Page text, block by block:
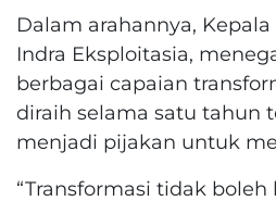
Dalam arahannya, Kepala
Indra Eksploitasia,
berbagai capaian
diraih selama satu tahun
menjadi pijakan untuk
“Transformasi tidak